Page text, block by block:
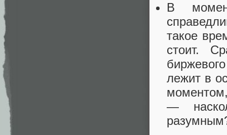
В
такое
стоит.
лежит в
—